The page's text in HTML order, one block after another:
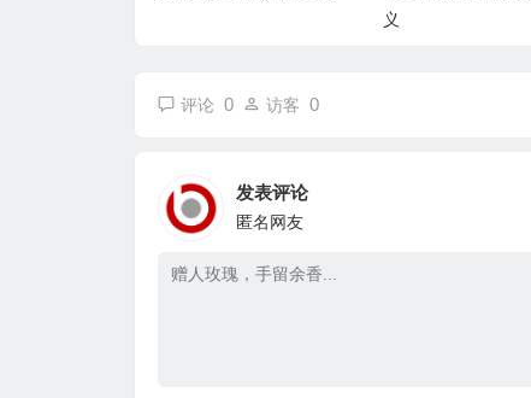
义
评论 0 访客 0
发表评论
匿名网友